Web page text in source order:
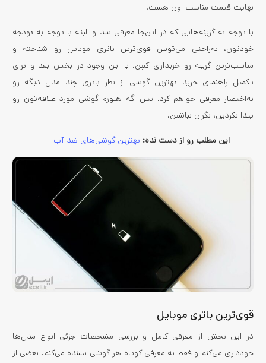
نهایت قیمت مناسب اون هست.
با توجه به گزینه‌هایی که در این‌جا معرفی شد و البته با توجه به بودجه
خودتون، به‌راحتی می‌تونین قوی‌ترین باتری موبایل رو شناخته و
مناسب‌ترین گزینه رو خریداری کنین. با این وجود در بخش بعد و برای
تکمیل راهنمای خرید بهترین گوشی از نظر باتری چند مدل دیگه رو
به‌اختصار معرفی خواهم کرد. پس اگه هنوزم گوشی مورد علاقه‌تون رو
پیدا نکردین، نگران نباشین.
این مطلب رو از دست نده: بهترین گوشی‌های ضد آب
قوی‌ترین باتری موبایل
در این بخش از معرفی کامل و بررسی مشخصات جزئی انواع مدل‌ها
خودداری می‌کنم و فقط به معرفی کوتاه هر گوشی بسنده می‌کنم. بعضی از